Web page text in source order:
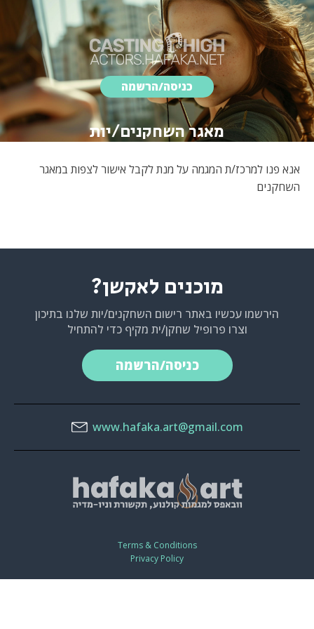
כניסה/הרשמה
מאגר השחקנים/יות
אנא פנו למרכז/ת המגמה על מנת לקבל אישור לצפות במאגר
השחקנים
מוכנים לאקשן?
הירשמו עכשיו באתר רישום השחקנים/יות שלנו בתיכון
וצרו פרופיל שחקן/ית מקיף כדי להתחיל
כניסה/הרשמה
www.hafaka.art@gmail.com
Terms & Conditions
Privacy Policy